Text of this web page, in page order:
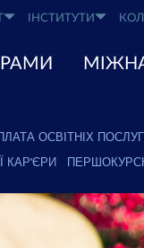
ІНСТИТУТИ
ОСВІТНІХ ПОСЛУГ
КАР'ЄРИ